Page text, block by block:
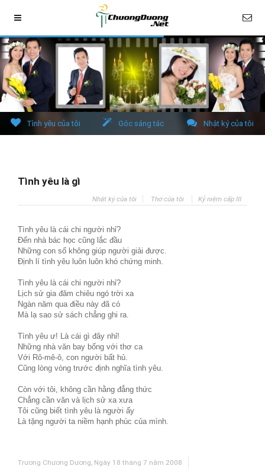
Tình yêu của tôi Góc sáng tác Nhật ký của tôi
Tình yêu là gì
Nhật ký của tôi Thơ của tôi Kỷ niệm cấp III
Tình yêu là cái chi người nhỉ?
Đến nhà bác học cũng lắc đầu
Những con số không giúp người giải được.
Định lí tình yêu luôn luôn khó chứng minh.
Tình yêu là cái chi người nhỉ?
Lịch sử gia đăm chiêu ngó trời xa
Ngàn năm qua điều này đã có
Mà lạ sao sử sách chẳng ghi ra.
Tình yêu ư! Là cái gì đây nhỉ!
Những nhà văn bay bổng với thơ ca
Với Rô-mê-ô, con người bất hủ.
Cũng lòng vòng trước định nghĩa tình yêu.
Còn với tôi, không cần hằng đẳng thức
Chẳng cần văn và lịch sử xa xưa
Tôi cũng biết tình yêu là người ấy
Là tặng người ta niềm hạnh phúc của mình.
Trương Chương Dương, Ngày 18 tháng 7 năm 2008